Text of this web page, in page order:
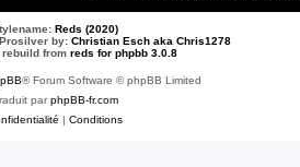
Reds (2020)
by: Christian Esch aka Chris1278
from reds for phpbb 3.0.8
® Forum Software © phpBB Limited
parphpBB-fr.com
Conditions